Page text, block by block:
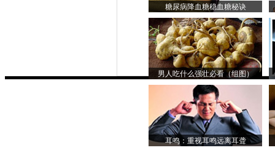
糖尿病降血糖稳血糖秘诀
男人吃什么强壮必看（组图）
耳鸣：重视耳鸣远离耳聋